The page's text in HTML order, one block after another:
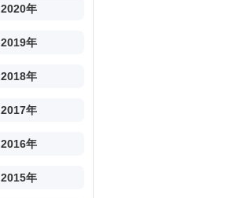
2020年
2019年
2018年
2017年
2016年
2015年